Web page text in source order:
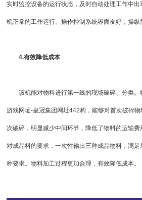
实时监控设备的运行状态，及时自动处理工作中
机正常的工作运行。操作控制系统界面友好，操纵
4.有效降低成本
该机能对物料进行第一线的现场破碎、分类。
游戏网址-皇冠集团网址442构，能够对首次破碎
次破碎，明显减少中间环节，降低了物料的运输
对成品料的要求，一次性输出三种成品物料，满
种要求。物料加工过程更加合理，有效降低成本。